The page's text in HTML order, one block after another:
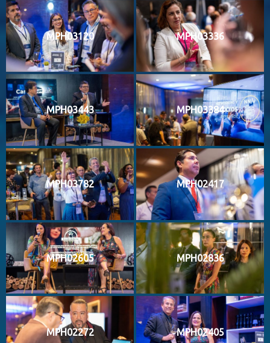
MPH03120 MPH03336
MPH03443 MPH03384
MPH03782 MPH02417
MPH02605 MPH02836
MPH02272 MPH02405